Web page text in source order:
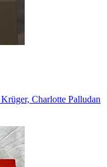
Charlotte Palludan